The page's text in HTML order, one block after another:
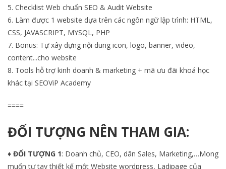
5. Checklist Web chuẩn SEO & Audit Website
6. Làm được 1 website dựa trên các ngôn ngữ lập trình: HTML,
CSS, JAVASCRIPT, MYSQL, PHP
7. Bonus: Tự xây dựng nội dung icon, logo, banner, video,
content...cho website
8. Tools hỗ trợ kinh doanh & marketing + mã ưu đãi khoá học
khác tại SEOViP Academy
====
ĐỐI TƯỢNG NÊN THAM GIA:
♦ ĐỐI TƯỢNG 1: Doanh chủ, CEO, dân Sales, Marketing,…Mong
muốn tự tay thiết kế một Website wordpress, Ladipage của